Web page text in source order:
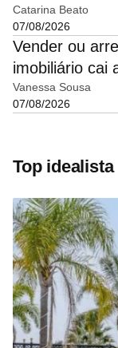
Catarina Beato
07/08/2026
Vender ou
imobiliário cai
Vanessa Sousa
07/08/2026
Top idealista